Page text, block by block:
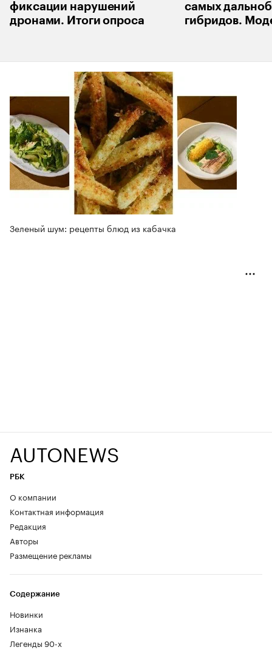
фиксации нарушений
дронами. Итоги опроса
самых
гибридов.
Зеленый шум: рецепты блюд из кабачка
AUTONEWS
РБК
О компании
Контактная информация
Редакция
Авторы
Размещение рекламы
Содержание
Новинки
Изнанка
Легенды 90-х